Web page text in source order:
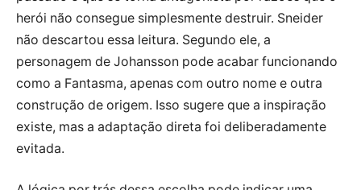
herói não consegue simplesmente destruir. Sneider
não descartou essa leitura. Segundo ele, a
personagem de Johansson pode acabar funcionando
como a Fantasma, apenas com outro nome e outra
construção de origem. Isso sugere que a inspiração
existe, mas a adaptação direta foi deliberadamente
evitada.